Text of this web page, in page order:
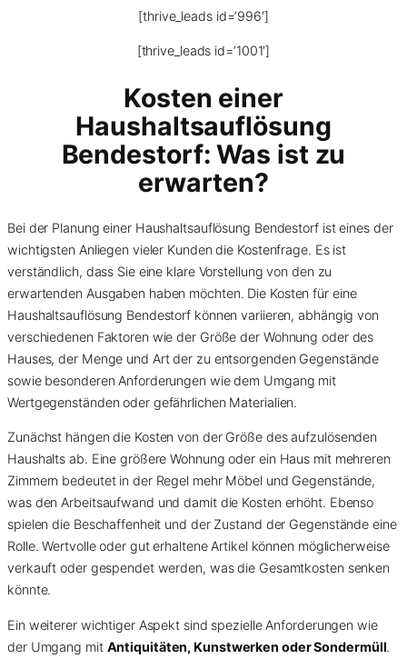
[thrive_leads id=’996′]
[thrive_leads id=’1001′]
Kosten einer
Haushaltsauflösung
Bendestorf: Was ist zu
erwarten?
Bei der Planung einer Haushaltsauflösung Bendestorf ist eines der
wichtigsten Anliegen vieler Kunden die Kostenfrage. Es ist
verständlich, dass Sie eine klare Vorstellung von den zu
erwartenden Ausgaben haben möchten. Die Kosten für eine
Haushaltsauflösung Bendestorf können variieren, abhängig von
verschiedenen Faktoren wie der Größe der Wohnung oder des
Hauses, der Menge und Art der zu entsorgenden Gegenstände
sowie besonderen Anforderungen wie dem Umgang mit
Wertgegenständen oder gefährlichen Materialien.
Zunächst hängen die Kosten von der Größe des aufzulösenden
Haushalts ab. Eine größere Wohnung oder ein Haus mit mehreren
Zimmern bedeutet in der Regel mehr Möbel und Gegenstände,
was den Arbeitsaufwand und damit die Kosten erhöht. Ebenso
spielen die Beschaffenheit und der Zustand der Gegenstände eine
Rolle. Wertvolle oder gut erhaltene Artikel können möglicherweise
verkauft oder gespendet werden, was die Gesamtkosten senken
könnte.
Ein weiterer wichtiger Aspekt sind spezielle Anforderungen wie
der Umgang mit Antiquitäten, Kunstwerken oder Sondermüll.